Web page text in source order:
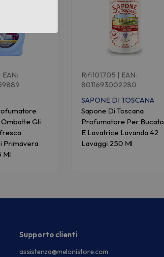
| EAN:
Gli
Primavera
Ml
Rif:101705 | EAN:
8011693002280
SAPONE DI TOSCANA
Sapone Di Toscana
Profumatore Per Bucato
E Lavatrice Lavanda 42
Lavaggi 250 Ml
Supporto clienti
assistenza@melonistore.com